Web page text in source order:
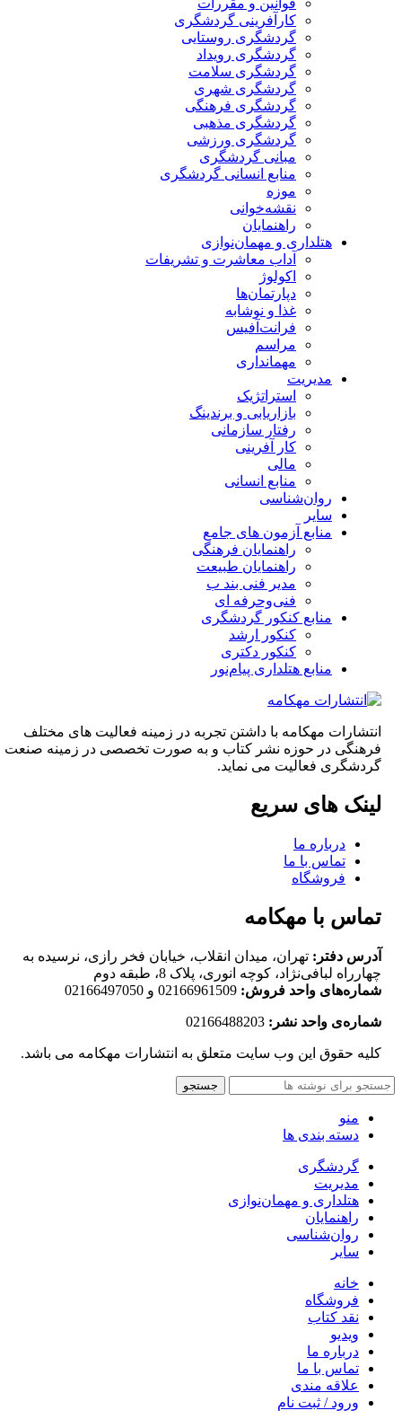
قوانین و مقررات
کارآفرینی گردشگری
گردشگری روستایی
گردشگری رویداد
گردشگری سلامت
گردشگری شهری
گردشگری فرهنگی
گردشگری مذهبی
گردشگری ورزشی
مبانی گردشگری
منابع انسانی گردشگری
موزه
نقشه‌خوانی
راهنمایان
هتلداری و مهمان‌نوازی
آداب معاشرت و تشریفات
اکولوژ
دپارتمان‌ها
غذا و نوشابه
فرانت‌آفیس
مراسم
مهمانداری
مدیریت
استراتژیک
بازاریابی و برندینگ
رفتار سازمانی
کار آفرینی
مالی
منابع انسانی
روان‌شناسی
سایر
منابع آزمون های جامع
راهنمایان فرهنگی
راهنمایان طبیعت
مدیر فنی بند ب
فنی‌وحرفه‌ ای
منابع کنکور گردشگری
کنکور ارشد
کنکور دکتری
منابع هتلداری پیام‌نور
انتشارات مهکامه با داشتن تجربه در زمینه فعالیت های مختلف
فرهنگی در حوزه نشر کتاب و به صورت تخصصی در زمینه صنعت
گردشگری فعالیت می نماید.
لینک های سریع
درباره ما
تماس با ما
فروشگاه
تماس با مهکامه
آدرس دفتر: تهران، میدان انقلاب، خیابان فخر رازی، نرسیده به
چهارراه لبافی‌نژاد، کوچه انوری، پلاک 8، طبقه دوم
شماره‌های واحد فروش: 02166961509 و 02166497050
شماره‌‌ی واحد نشر:
کلیه حقوق این وب سایت متعلق به انتشارات مهکامه می باشد.
جستجو
منو
دسته بندی ها
گردشگری
مدیریت
هتلداری و مهمان‌نوازی
راهنمایان
روان‌شناسی
سایر
خانه
فروشگاه
نقد کتاب
ویدیو
درباره‌ ما
تماس با ما
علاقه مندی
ورود / ثبت نام